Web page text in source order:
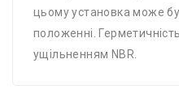
цьому установка може
положенні.
ущільненням NBR.